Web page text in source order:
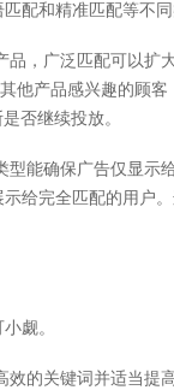
配和精准匹配等不同
品，广泛匹配可以扩
他产品感兴趣的顾
否继续投放。
型能确保广告仅显示
给完全匹配的用户
觑。
的关键词并适当提